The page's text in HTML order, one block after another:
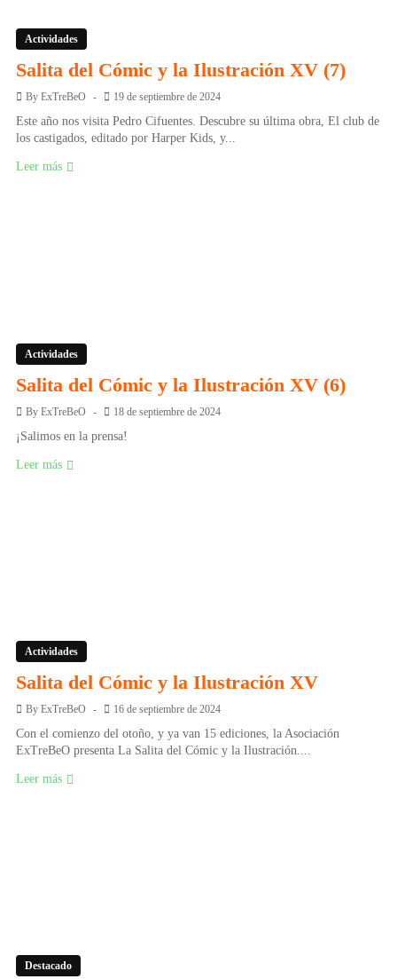
Actividades
Salita del Cómic y la Ilustración XV (7)
By ExTreBeO 19 de septiembre de 2024
Este año nos visita Pedro Cifuentes. Descubre su última obra, El club de
los castigados, editado por Harper Kids, y...
Leer más
Actividades
Salita del Cómic y la Ilustración XV (6)
By ExTreBeO 18 de septiembre de 2024
¡Salimos en la prensa!
Leer más
Actividades
Salita del Cómic y la Ilustración XV
By ExTreBeO 16 de septiembre de 2024
Con el comienzo del otoño, y ya van 15 ediciones, la Asociación
ExTreBeO presenta La Salita del Cómic y la Ilustración....
Leer más
Destacado